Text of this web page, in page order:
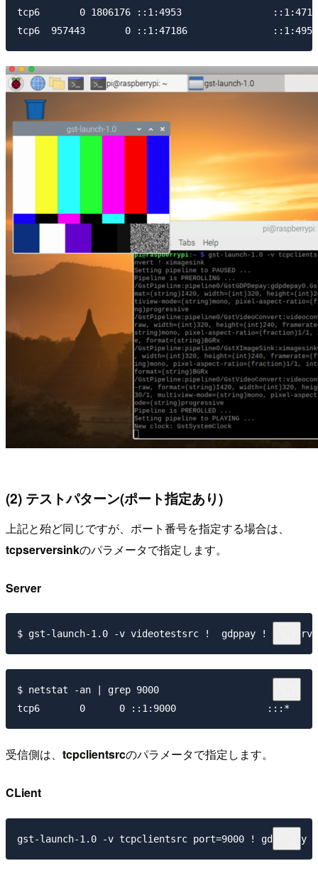
tcp6       0 1806176 ::1:4953
(2) テストパターン(ポート指定あり)
上記と殆ど同じですが、ポート番号を指定する場合は、
tcpserversinkのパラメータで指定します。
Server
$ netstat -an | grep 9000
受信側は、 tcpclientsrcのパラメータで指定します。
CLient